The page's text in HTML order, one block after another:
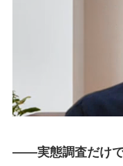
――実態調査だけで